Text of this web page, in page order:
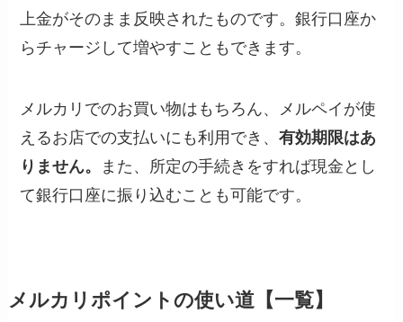
上金がそのまま反映されたものです。銀行口座か
らチャージして増やすこともできます。
メルカリでのお買い物はもちろん、メルペイが使
えるお店での支払いにも利用でき、有効期限はあ
りません。
また、所定の手続きをすれば現金とし
て銀行口座に振り込むことも可能です。
メルカリポイントの使い道【一覧】